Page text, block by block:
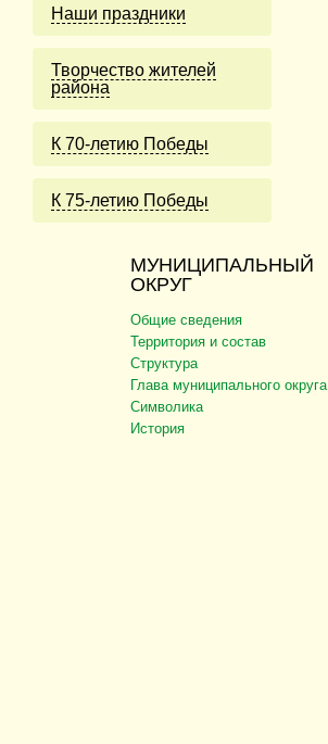
Наши праздники
Творчество жителей
района
К 70-летию Победы
К 75-летию Победы
МУНИЦИПАЛЬНЫЙ
ОКРУГ
Общие сведения
Территория и состав
Структура
Глава муниципального округа
Символика
История